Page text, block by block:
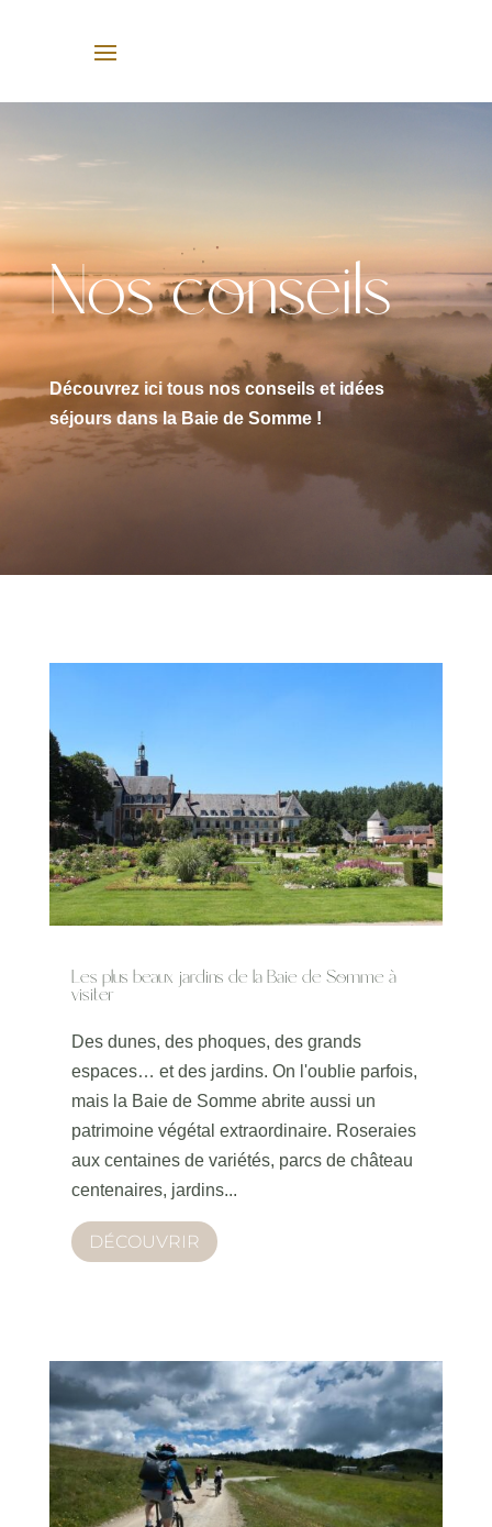
Nos conseils
Découvrez ici tous nos conseils et idées
séjours dans la Baie de Somme !
Les plus beaux jardins de la Baie de Somme à
visiter
Des dunes, des phoques, des grands
espaces… et des jardins. On l'oublie parfois,
mais la Baie de Somme abrite aussi un
patrimoine végétal extraordinaire. Roseraies
aux centaines de variétés, parcs de château
centenaires, jardins...
DÉCOUVRIR